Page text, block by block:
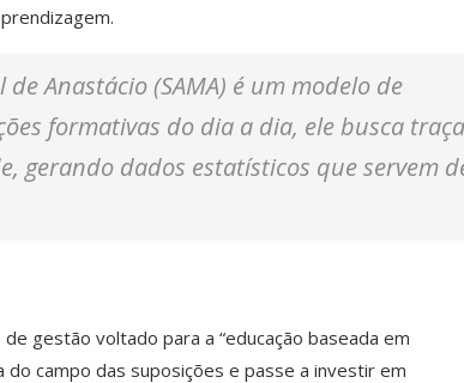
Anastácio (SAMA) é um modelo de
formativas do dia a dia, ele busca
gerando dados estatísticos que servem
gestão voltado para a “educação baseada em
do campo das suposições e passe a investir em